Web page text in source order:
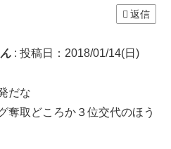
返信
: 投稿日：2018/01/14(日)
だな
奪取どころか３位交代のほう